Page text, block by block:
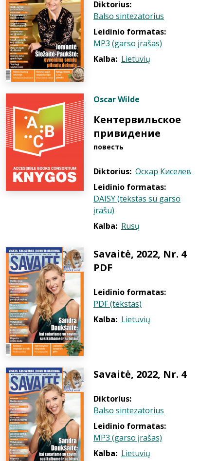
Diktorius:
Balso sintezatorius
Leidinio formatas:
MP3 (garso įrašas)
Kalba: Lietuvių
Oscar Wilde
Кентервильское
привидение
повесть
Diktorius: Оскар Киселев
Leidinio formatas:
DAISY (tekstas su garso
įrašu)
Kalba: Rusų
Savaitė, 2022, Nr. 4
PDF
Leidinio formatas:
PDF (tekstas)
Kalba: Lietuvių
Savaitė, 2022, Nr. 4
Diktorius:
Balso sintezatorius
Leidinio formatas:
MP3 (garso įrašas)
Kalba: Lietuvių